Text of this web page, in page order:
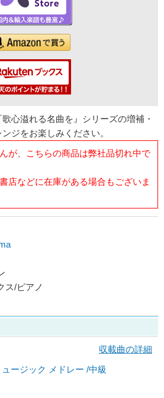
心溢れる名曲を』シリーズの増補・
ジをお楽しみください。
が、こちらの商品は弊社品切れ中で
店などに在庫がある場合もございま
ス/ピアノ
収載曲の詳細
ージック メドレー /中級